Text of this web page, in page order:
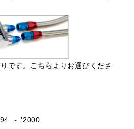
です。 こちら よりお選びくださ
～ '2000